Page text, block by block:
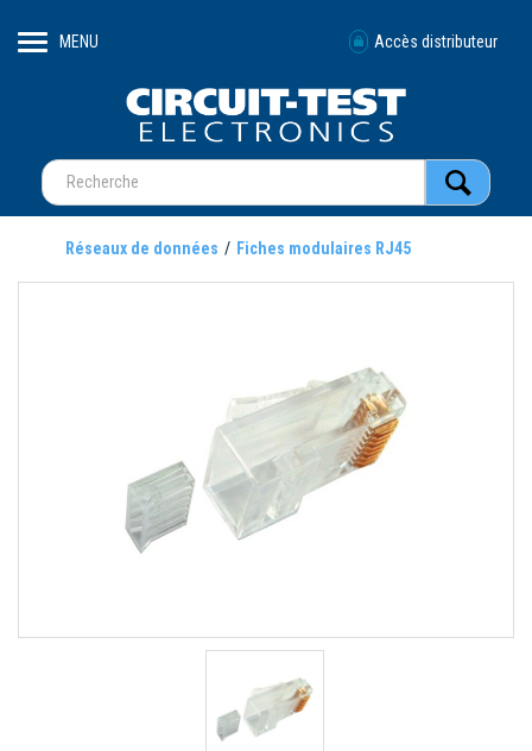
MENU Accès distributeur
Réseaux de données Fiches modulaires RJ45